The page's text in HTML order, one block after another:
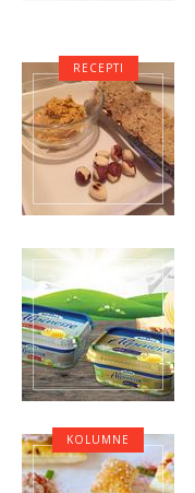
RECEPTI
KOLUMNE